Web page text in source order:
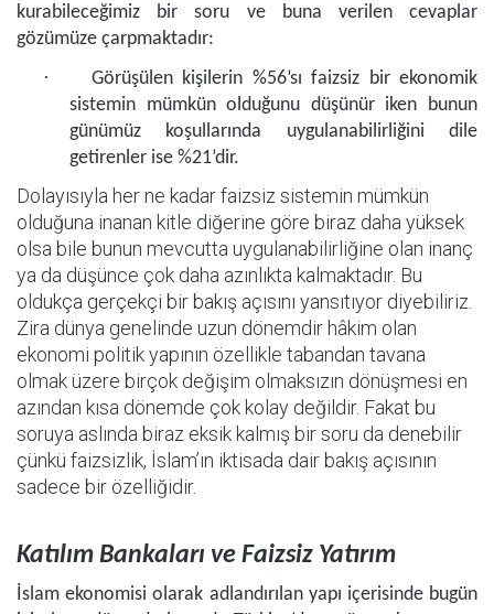
kurabileceğimiz bir soru ve buna verilen cevaplar
gözümüze çarpmaktadır:
·
Görüşülen kişilerin %56’sı faizsiz bir ekonomik
sistemin mümkün olduğunu düşünür iken bunun
günümüz koşullarında uygulanabilirliğini dile
getirenler ise %21’dir.
Dolayısıyla her ne kadar faizsiz sistemin mümkün
olduğuna inanan kitle diğerine göre biraz daha yüksek
olsa bile bunun mevcutta uygulanabilirliğine olan inanç
ya da düşünce çok daha azınlıkta kalmaktadır. Bu
oldukça gerçekçi bir bakış açısını yansıtıyor diyebiliriz.
Zira dünya genelinde uzun dönemdir hâkim olan
ekonomi politik yapının özellikle tabandan tavana
olmak üzere birçok değişim olmaksızın dönüşmesi en
azından kısa dönemde çok kolay değildir. Fakat bu
soruya aslında biraz eksik kalmış bir soru da denebilir
çünkü faizsizlik, İslam’ın iktisada dair bakış açısının
sadece bir özelliğidir.
Katılım Bankaları ve Faizsiz Yatırım
İslam ekonomisi olarak adlandırılan yapı içerisinde bugün